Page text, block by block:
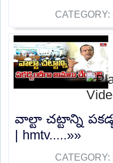
CATEGORY:
వాల్టా చట్టాన్ని
| hmtv.....»»
CATEGORY: